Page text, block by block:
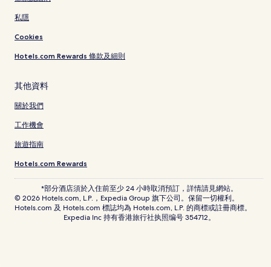
私隱
Cookies
Hotels.com Rewards 條款及細則
其他資料
關於我們
工作機會
旅遊指南
Hotels.com Rewards
*部分酒店須於入住前至少 24 小時取消預訂，詳情請見網站。
© 2026 Hotels.com, L.P.，Expedia Group 旗下公司。保留一切權利。
Hotels.com 及 Hotels.com 標誌均為 Hotels.com, L.P. 的商標或註冊商標。
Expedia Inc 持有香港旅行社执照编号 354712。